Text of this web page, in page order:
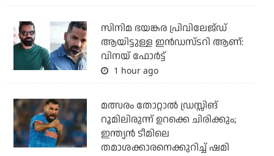
സിനിമ ഭയങ്കര പ്രിവിലേജ്ഡ്
ആയിട്ടുള്ള ഇൻഡസ്ടറി ആണ്:
വിനയ് ഫോർട്ട്
1 hour ago
മത്സരം തോറ്റാല്‍ ഡ്രസ്സിങ്
റൂമിലിരുന്ന് ഉറക്കെ ചിരിക്കും;
ഇന്ത്യന്‍ ടീമിലെ
തമാശക്കാരനെക്കുറിച്ച് ഷമി